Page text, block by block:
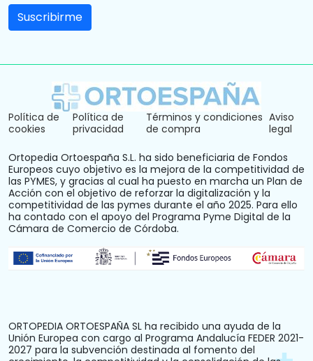
Política de
cookies
Política de
privacidad
Términos y condiciones
de compra
Aviso
legal
Ortopedia Ortoespaña S.L. ha sido beneficiaria de Fondos
Europeos cuyo objetivo es la mejora de la competitividad de
las PYMES, y gracias al cual ha puesto en marcha un Plan de
Acción con el objetivo de reforzar la digitalización y la
competitividad de las pymes durante el año 2025. Para ello
ha contado con el apoyo del Programa Pyme Digital de la
Cámara de Comercio de Córdoba.
ORTOPEDIA ORTOESPAÑA SL ha recibido una ayuda de la
Unión Europea con cargo al Programa Andalucía FEDER 2021-
2027 para la subvención destinada al fomento del